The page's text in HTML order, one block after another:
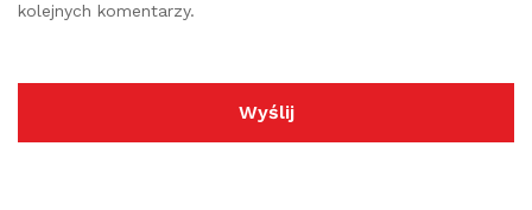
kolejnych komentarzy.